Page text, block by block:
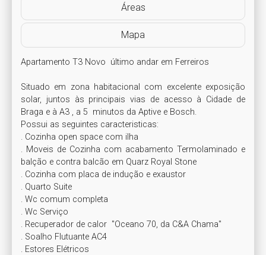
Áreas
Mapa
Apartamento T3 Novo  último andar em Ferreiros
Situado em zona habitacional com excelente exposição
solar, juntos às principais vias de acesso à Cidade de
Braga e à A3 , a 5  minutos da Aptive e Bosch.
Possui as seguintes caracteristicas:
. Cozinha open space com ilha
. Moveis de Cozinha com acabamento Termolaminado e
balção e contra balcão em Quarz Royal Stone
. Cozinha com placa de indução e exaustor
. Quarto Suite
. Wc comum completa
. Wc Serviço
. Recuperador de calor  "Oceano 70, da C&A Chama"
. Soalho Flutuante AC4
. Estores Elétricos